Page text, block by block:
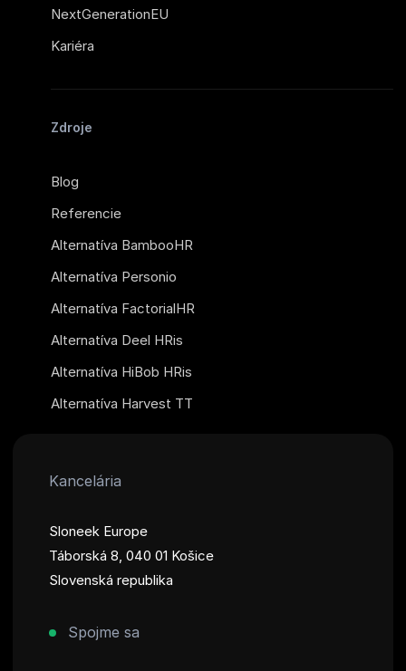
NextGenerationEU
Kariéra
Zdroje
Blog
Referencie
Alternatíva BambooHR
Alternatíva Personio
Alternatíva FactorialHR
Alternatíva Deel HRis
Alternatíva HiBob HRis
Alternatíva Harvest TT
Kancelária
Sloneek Europe
Táborská 8, 040 01 Košice
Slovenská republika
Spojme sa